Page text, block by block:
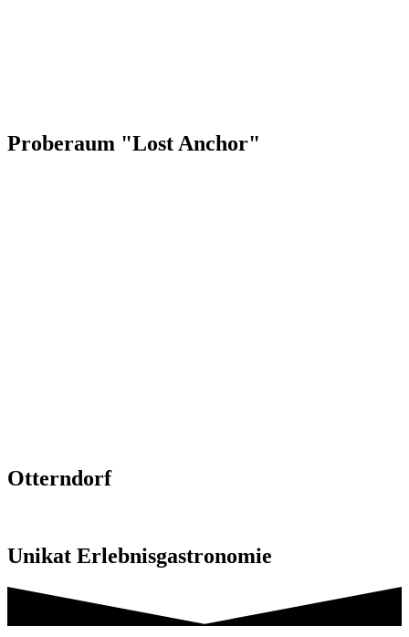
Proberaum "Lost Anchor"
Otterndorf
Unikat Erlebnisgastronomie